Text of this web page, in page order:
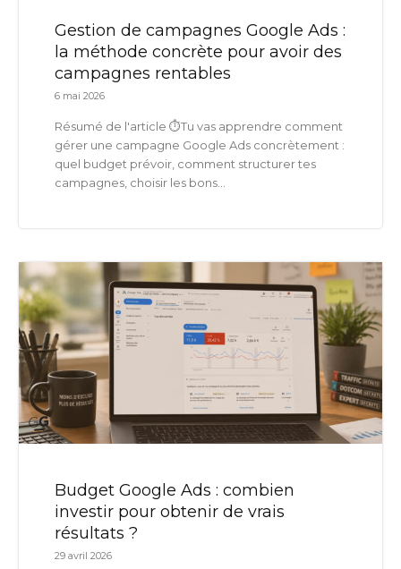
Gestion de campagnes Google Ads :
la méthode concrète pour avoir des
campagnes rentables
6 mai 2026
Résumé de l'article ⏱️Tu vas apprendre comment
gérer une campagne Google Ads concrètement :
quel budget prévoir, comment structurer tes
campagnes, choisir les bons...
Budget Google Ads : combien
investir pour obtenir de vrais
résultats ?
29 avril 2026